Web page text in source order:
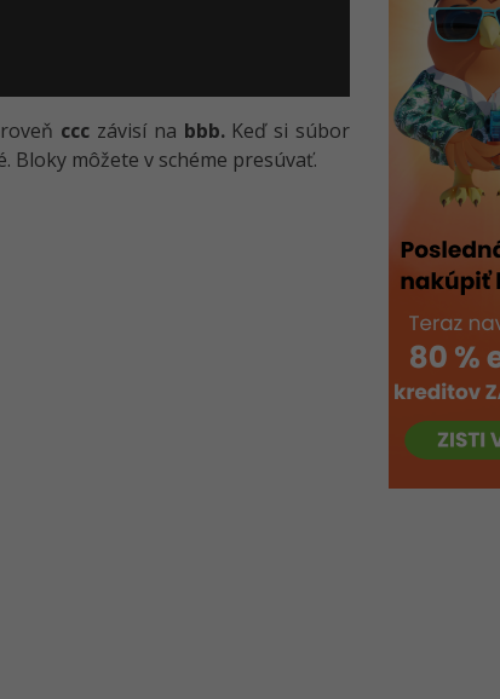
ccczávisí na bbb.Keď si súbor
Bloky môžete v schéme presúvať.